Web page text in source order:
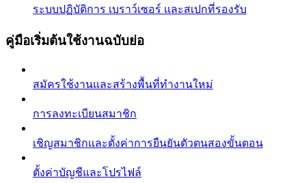
ระบบปฏิบัติการ เบราว์เซอร์ และสเปกที่รองรับ
คู่มือเริ่มต้นใช้งานฉบับย่อ
สมัครใช้งานและสร้างพื้นที่ทำงานใหม่
การลงทะเบียนสมาชิก
เชิญสมาชิกและตั้งค่าการยืนยันตัวตนสองขั้นตอน
ตั้งค่าบัญชีและโปรไฟล์